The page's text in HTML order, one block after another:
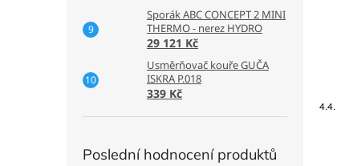
Sporák ABC CONCEPT 2 MINI
THERMO - nerez HYDRO
29 121 Kč
Usměrňovač kouře GUČA
ISKRA P.018
339 Kč
Poslední hodnocení produktů
4.4.